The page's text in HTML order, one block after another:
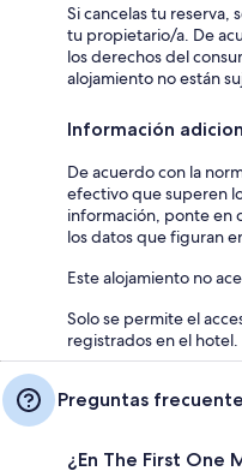
Si cancelas tu reserva,
tu propietario/a. De
los derechos del
alojamiento no están
Información
De acuerdo con la
efectivo que superen
información, ponte en
los datos que figuran
Este alojamiento no
Solo se permite el
registrados en el hotel.
Preguntas
¿En The First One